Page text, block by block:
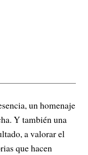
un homenaje
Y también una
a valorar el
que hacen